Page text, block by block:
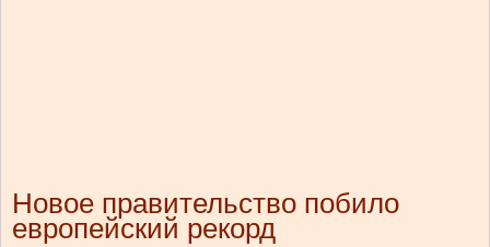
Новое правительство побило
европейский рекорд